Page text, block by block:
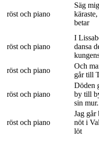
röst och piano
Säg
betar
röst och piano
I
dansa
röst och piano
Och
går till
röst och piano
Döden
by till
sin
röst och piano
Jag går
nöt i
löt